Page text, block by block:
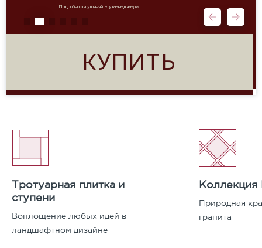
Подробности уточняйте у менеджера.
КУПИТЬ
Тротуарная плитка и
ступени
Воплощение любых идей в
ландшафтном дизайне
Природная
гранита